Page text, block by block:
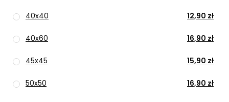
40x40 12,90 zł
40x60 16,90 zł
45x45 15,90 zł
50x50 16,90 zł